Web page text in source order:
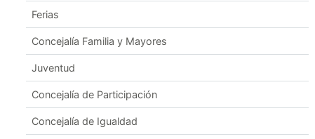
Ferias
Concejalía Familia y Mayores
Juventud
Concejalía de Participación
Concejalía de Igualdad